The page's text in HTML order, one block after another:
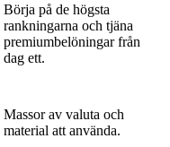
Börja på de högsta
rankningarna och tjäna
premiumbelöningar från
dag ett.
Massor av valuta och
material att använda.